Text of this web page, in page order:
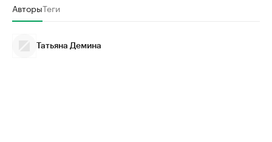
АвторыТеги
Татьяна Демина